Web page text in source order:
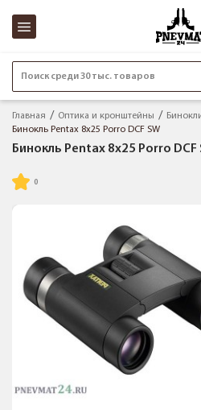
Поиск среди 30 тыс. товаров
Главная Оптика и кронштейны
Бинокль Pentax 8x25 Porro DCF SW
Бинокль Pentax 8x25 Porro DCF